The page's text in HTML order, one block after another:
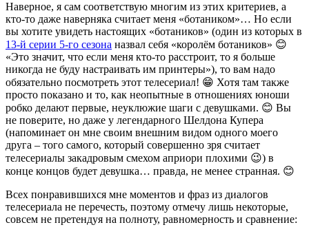
Наверное, я сам соответствую многим из этих критериев, а
кто-то даже наверняка считает меня «ботаником»… Но если
вы хотите увидеть настоящих «ботаников» (один из которых в
13-й серии 5-го сезона назвал себя «королём ботаников» 😊
«Это значит, что если меня кто-то расстроит, то я больше
никогда не буду настраивать им принтеры»), то вам надо
обязательно посмотреть этот телесериал! 😁 Хотя там также
просто показано и то, как неопытные в отношениях юноши
робко делают первые, неуклюжие шаги с девушками. 😊 Вы
не поверите, но даже у легендарного Шелдона Купера
(напоминает он мне своим внешним видом одного моего
друга – того самого, который совершенно зря считает
телесериалы закадровым смехом априори плохими 😉) в
конце концов будет девушка… правда, не менее странная. 😊
Всех понравившихся мне моментов и фраз из диалогов
телесериала не перечесть, поэтому отмечу лишь некоторые,
совсем не претендуя на полноту, равномерность и сравнение: